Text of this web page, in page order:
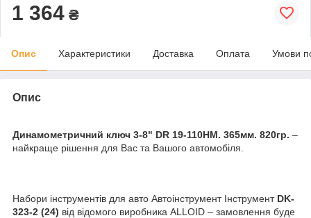
1 364 ₴
Опис Характеристики Доставка Оплата Умови
Опис
Динамометричний ключ 3-8" DR 19-110HM. 365мм. 820гр. –
найкраще рішення для Вас та Вашого автомобіля.
Набори інструментів для авто Автоінструмент Інструмент DK-
323-2 (24) від відомого виробника ALLOID – замовлення буде